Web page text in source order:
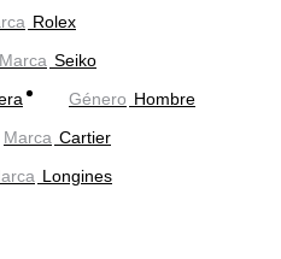
Rolex
Marca Seiko
Género Hombre
Marca Cartier
Longines